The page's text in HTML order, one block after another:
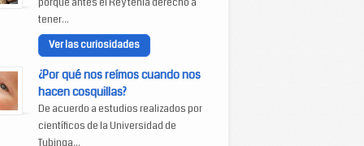
porque antes el Rey tenia derecho a
tener...
Ver las curiosidades
¿Por qué nos reímos cuando nos
hacen cosquillas?
De acuerdo a estudios realizados por
científicos de la Universidad de
Tubinga...